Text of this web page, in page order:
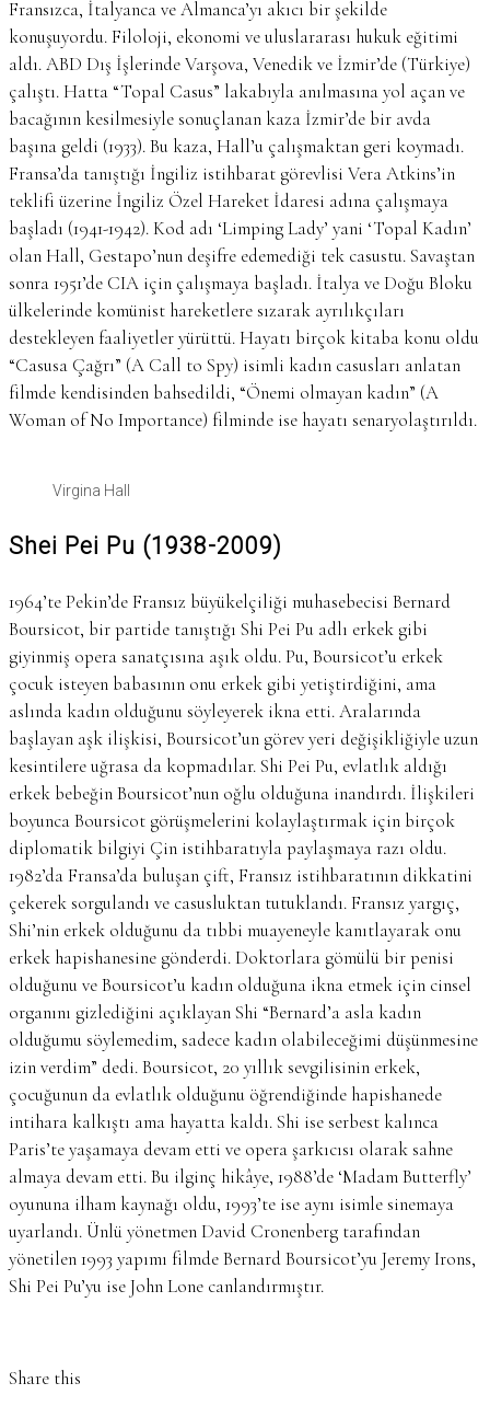
Fransızca, İtalyanca ve Almanca’yı akıcı bir şekilde
konuşuyordu. Filoloji, ekonomi ve uluslararası hukuk eğitimi
aldı. ABD Dış İşlerinde Varşova, Venedik ve İzmir’de (Türkiye)
çalıştı. Hatta “Topal Casus” lakabıyla anılmasına yol açan ve
bacağının kesilmesiyle sonuçlanan kaza İzmir’de bir avda
başına geldi (1933). Bu kaza, Hall’u çalışmaktan geri koymadı.
Fransa’da tanıştığı İngiliz istihbarat görevlisi Vera Atkins’in
teklifi üzerine İngiliz Özel Hareket İdaresi adına çalışmaya
başladı (1941-1942). Kod adı ‘Limping Lady’ yani ‘Topal Kadın’
olan Hall, Gestapo’nun deşifre edemediği tek casustu. Savaştan
sonra 1951’de CIA için çalışmaya başladı. İtalya ve Doğu Bloku
ülkelerinde komünist hareketlere sızarak ayrılıkçıları
destekleyen faaliyetler yürüttü. Hayatı birçok kitaba konu oldu
“Casusa Çağrı” (A Call to Spy) isimli kadın casusları anlatan
filmde kendisinden bahsedildi, “Önemi olmayan kadın” (A
Woman of No Importance) filminde ise hayatı senaryolaştırıldı.
Virgina Hall
Shei Pei Pu (1938-2009)
1964’te Pekin’de Fransız büyükelçiliği muhasebecisi Bernard
Boursicot, bir partide tanıştığı Shi Pei Pu adlı erkek gibi
giyinmiş opera sanatçısına aşık oldu. Pu, Boursicot’u erkek
çocuk isteyen babasının onu erkek gibi yetiştirdiğini, ama
aslında kadın olduğunu söyleyerek ikna etti. Aralarında
başlayan aşk ilişkisi, Boursicot’un görev yeri değişikliğiyle uzun
kesintilere uğrasa da kopmadılar. Shi Pei Pu, evlatlık aldığı
erkek bebeğin Boursicot’nun oğlu olduğuna inandırdı. İlişkileri
boyunca Boursicot görüşmelerini kolaylaştırmak için birçok
diplomatik bilgiyi Çin istihbaratıyla paylaşmaya razı oldu.
1982’da Fransa’da buluşan çift, Fransız istihbaratının dikkatini
çekerek sorgulandı ve casusluktan tutuklandı. Fransız yargıç,
Shi’nin erkek olduğunu da tıbbi muayeneyle kanıtlayarak onu
erkek hapishanesine gönderdi. Doktorlara gömülü bir penisi
olduğunu ve Boursicot’u kadın olduğuna ikna etmek için cinsel
organını gizlediğini açıklayan Shi “Bernard’a asla kadın
olduğumu söylemedim, sadece kadın olabileceğimi düşünmesine
izin verdim” dedi. Boursicot, 20 yıllık sevgilisinin erkek,
çocuğunun da evlatlık olduğunu öğrendiğinde hapishanede
intihara kalkıştı ama hayatta kaldı. Shi ise serbest kalınca
Paris’te yaşamaya devam etti ve opera şarkıcısı olarak sahne
almaya devam etti. Bu ilginç hikâye, 1988’de ‘Madam Butterfly’
oyununa ilham kaynağı oldu, 1993’te ise aynı isimle sinemaya
uyarlandı. Ünlü yönetmen David Cronenberg tarafından
yönetilen 1993 yapımı filmde Bernard Boursicot’yu Jeremy Irons,
Shi Pei Pu’yu ise John Lone canlandırmıştır.
Share this